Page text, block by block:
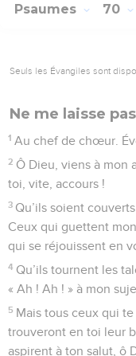
Psaumes 70
Seuls les Évangiles sont
Ne me laisse
1 Au chef de chœur.
2 Ô Dieu, viens à mon
toi, vite, accours !
3 Qu’ils soient
Ceux qui guettent
qui se réjouissent en
4 Qu’ils tournent les
« Ah ! Ah ! » à mon
5 Mais tous ceux qui
trouveront en toi leur
aspirent à ton salut, ô